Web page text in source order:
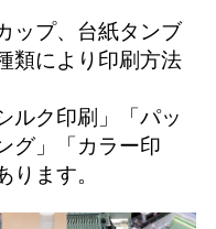
ップ、台紙タンブ
類により印刷方法
ルク印刷 」「 パッ
グ」「 カラー印
ります。